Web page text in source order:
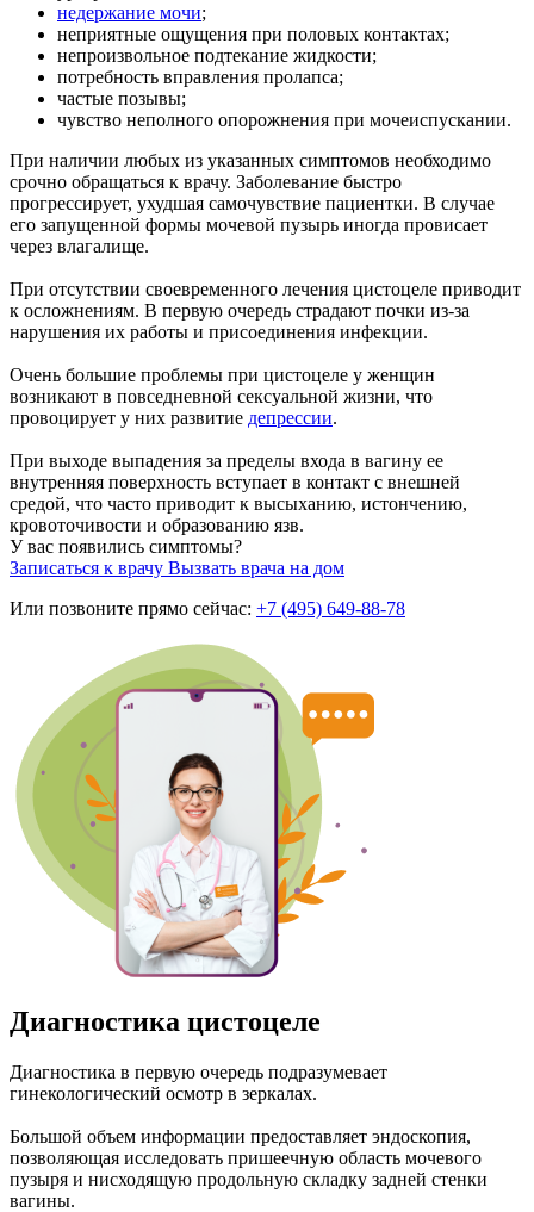
недержание мочи;
неприятные ощущения при половых контактах;
непроизвольное подтекание жидкости;
потребность вправления пролапса;
частые позывы;
чувство неполного опорожнения при мочеиспускании.
При наличии любых из указанных симптомов необходимо
срочно обращаться к врачу. Заболевание быстро
прогрессирует, ухудшая самочувствие пациентки. В случае
его запущенной формы мочевой пузырь иногда провисает
через влагалище.
При отсутствии своевременного лечения цистоцеле приводит
к осложнениям. В первую очередь страдают почки из-за
нарушения их работы и присоединения инфекции.
Очень большие проблемы при цистоцеле у женщин
возникают в повседневной сексуальной жизни, что
провоцирует у них развитие депрессии.
При выходе выпадения за пределы входа в вагину ее
внутренняя поверхность вступает в контакт с внешней
средой, что часто приводит к высыханию, истончению,
кровоточивости и образованию язв.
У вас появились симптомы?
Записаться к врачу Вызвать врача на дом
Или позвоните прямо сейчас: +7 (495) 649-88-78
Диагностика цистоцеле
Диагностика в первую очередь подразумевает
гинекологический осмотр в зеркалах.
Большой объем информации предоставляет эндоскопия,
позволяющая исследовать пришеечную область мочевого
пузыря и нисходящую продольную складку задней стенки
вагины.